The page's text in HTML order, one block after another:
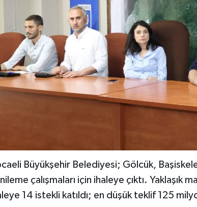
Büyükşehir Belediyesi; Gölcük,
çalışmaları için ihaleye çıktı. Yaklaşık
14 istekli katıldı; en düşük teklif 125